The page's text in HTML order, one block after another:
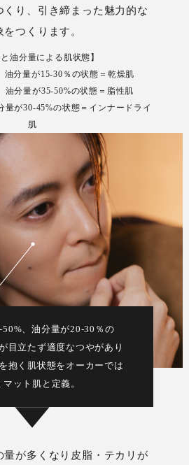
くり、引き締まった魅力的な
をつくります。
と油分量による肌状態】
油分量が15-30％の状態＝乾燥肌
油分量が35-50%の状態＝脂性肌
量が30-45%の状態＝インナードライ
肌
50%、油分量が20-30％の
目立たず適度なつやがあり
抱く肌状態をオーカーでは
マット肌と定義。
量が多くなり皮脂・テカリが